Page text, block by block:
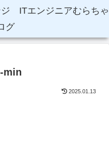
ジ ITエンジニアむらちゃ
グ
min
2025.01.13